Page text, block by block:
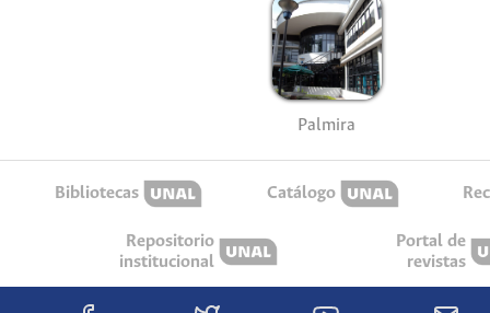
Palmira
Bibliotecas Catálogo
Repositorio
institucional
Portal de
revistas